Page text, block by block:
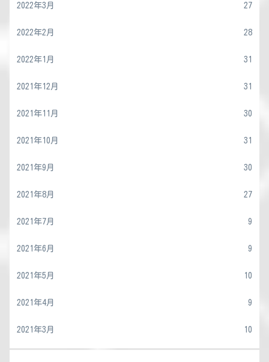
2022年3月 27
2022年2月 28
2022年1月 31
2021年12月 31
2021年11月 30
2021年10月 31
2021年9月 30
2021年8月 27
2021年7月 9
2021年6月 9
2021年5月 10
2021年4月 9
2021年3月 10